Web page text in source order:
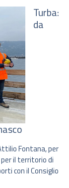
Turba:
da
Fontana, per
il territorio di
con il Consiglio